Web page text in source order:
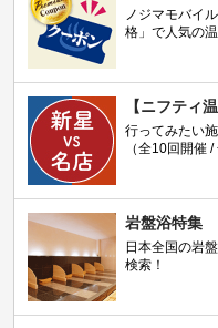
ノジマモバイ
格」で人気の
【ニフティ
行ってみたい
（全10回開催
岩盤浴特集
日本全国の岩
検索！